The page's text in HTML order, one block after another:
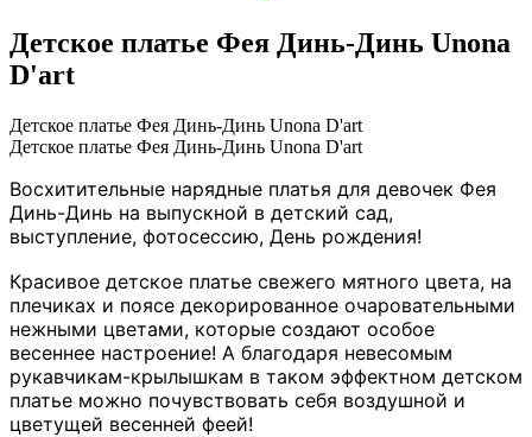
Детское платье Фея Динь-Динь Unona
D'art
Детское платье Фея Динь-Динь Unona D'art
Детское платье Фея Динь-Динь Unona D'art
Восхитительные нарядные платья для девочек Фея
Динь-Динь на выпускной в детский сад,
выступление, фотосессию, День рождения!
Красивое детское платье свежего мятного цвета, на
плечиках и поясе декорированное очаровательными
нежными цветами, которые создают особое
весеннее настроение! А благодаря невесомым
рукавчикам-крылышкам в таком эффектном детском
платье можно почувствовать себя воздушной и
цветущей весенней феей!